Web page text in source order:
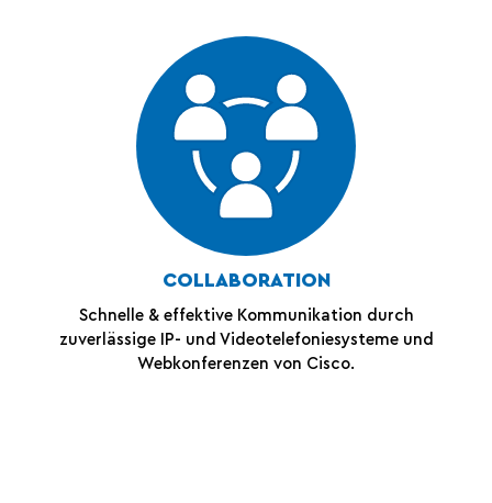
COLLABORATION
Schnelle & effektive Kommunikation durch
zuverlässige IP- und Videotelefoniesysteme und
Webkonferenzen von Cisco.